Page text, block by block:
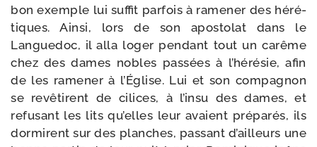
bon exemple lui suf­fit par­fois à rame­ner des héré­
tiques. Ainsi, lors de son apos­to­lat dans le
Languedoc, il alla loger pen­dant tout un carême
chez des dames nobles pas­sées à l’hérésie, afin
de les rame­ner à l’Église. Lui et son com­pa­gnon
se revê­tirent de cilices, à l’insu des dames, et
refu­sant les lits qu’elles leur avaient pré­pa­rés, ils
dor­mirent sur des planches, pas­sant d’ailleurs une